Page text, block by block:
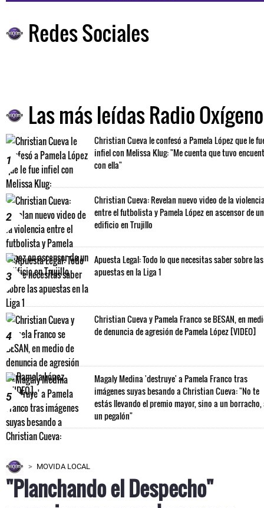
Redes Sociales
Las más leídas Radio Oxígeno
1
Christian Cueva le confesó a Pamela López que le
infiel con Melissa Klug: "Me cuenta que tuvo
con ella"
2
Christian Cueva: Revelan nuevo video de la
entre el futbolista y Pamela López en ascensor de un
edificio en Trujillo
3
Apuesta Legal: Todo lo que necesitas saber sobre las
apuestas en la Liga 1
4
Christian Cueva y Pamela Franco se BESAN, en
de denuncia de agresión de Pamela López [VIDEO]
5
Magaly Medina 'destruye' a Pamela Franco tras
imágenes suyas besando a Christian Cueva: "No te
estás llevando el premio mayor, sino a un borracho,
un pegalón"
MOVIDA LOCAL
"Planchando el Despecho"